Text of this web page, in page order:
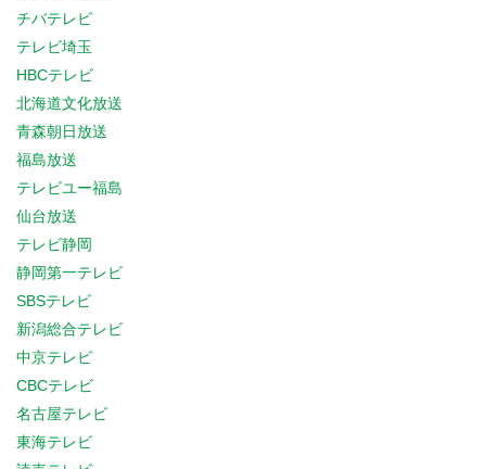
チバテレビ
テレビ埼玉
HBCテレビ
北海道文化放送
青森朝日放送
福島放送
テレビユー福島
仙台放送
テレビ静岡
静岡第一テレビ
SBSテレビ
新潟総合テレビ
中京テレビ
CBCテレビ
名古屋テレビ
東海テレビ